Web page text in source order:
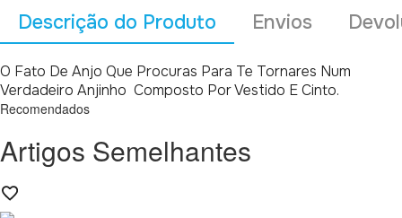
Descrição do Produto Envios
O Fato De Anjo Que Procuras Para Te Tornares Num
Verdadeiro Anjinho Composto Por Vestido E Cinto.
Recomendados
Artigos Semelhantes